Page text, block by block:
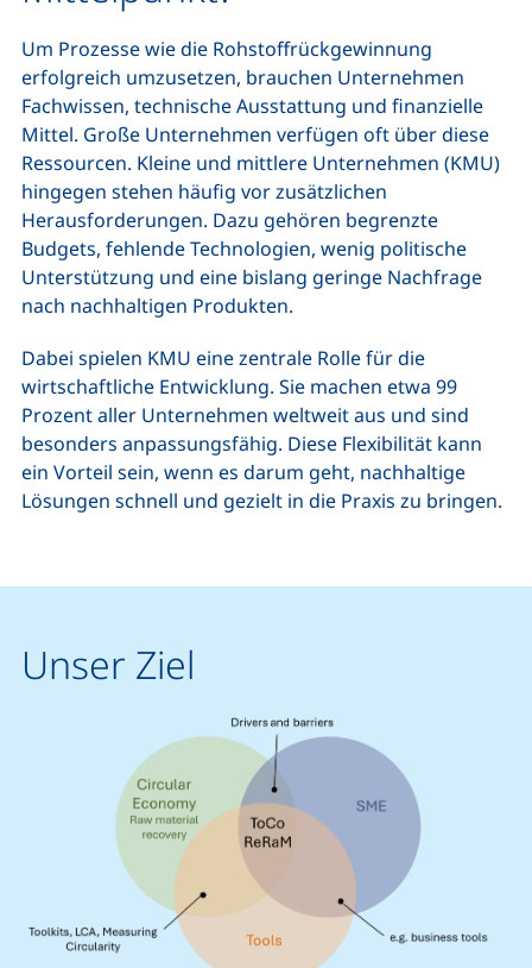
Um Prozesse wie die Rohstoffrückgewinnung
erfolgreich umzusetzen, brauchen Unternehmen
Fachwissen, technische Ausstattung und finanzielle
Mittel. Große Unternehmen verfügen oft über diese
Ressourcen. Kleine und mittlere Unternehmen (KMU)
hingegen stehen häufig vor zusätzlichen
Herausforderungen. Dazu gehören begrenzte
Budgets, fehlende Technologien, wenig politische
Unterstützung und eine bislang geringe Nachfrage
nach nachhaltigen Produkten.
Dabei spielen KMU eine zentrale Rolle für die
wirtschaftliche Entwicklung. Sie machen etwa 99
Prozent aller Unternehmen weltweit aus und sind
besonders anpassungsfähig. Diese Flexibilität kann
ein Vorteil sein, wenn es darum geht, nachhaltige
Lösungen schnell und gezielt in die Praxis zu bringen.
Unser Ziel